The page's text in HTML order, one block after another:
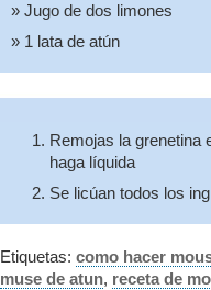
Jugo de dos limones
1 lata de atún
Remojas la grenetina
haga líquida
Se licúan todos los
Etiquetas: como hacer
muse de atun, receta de